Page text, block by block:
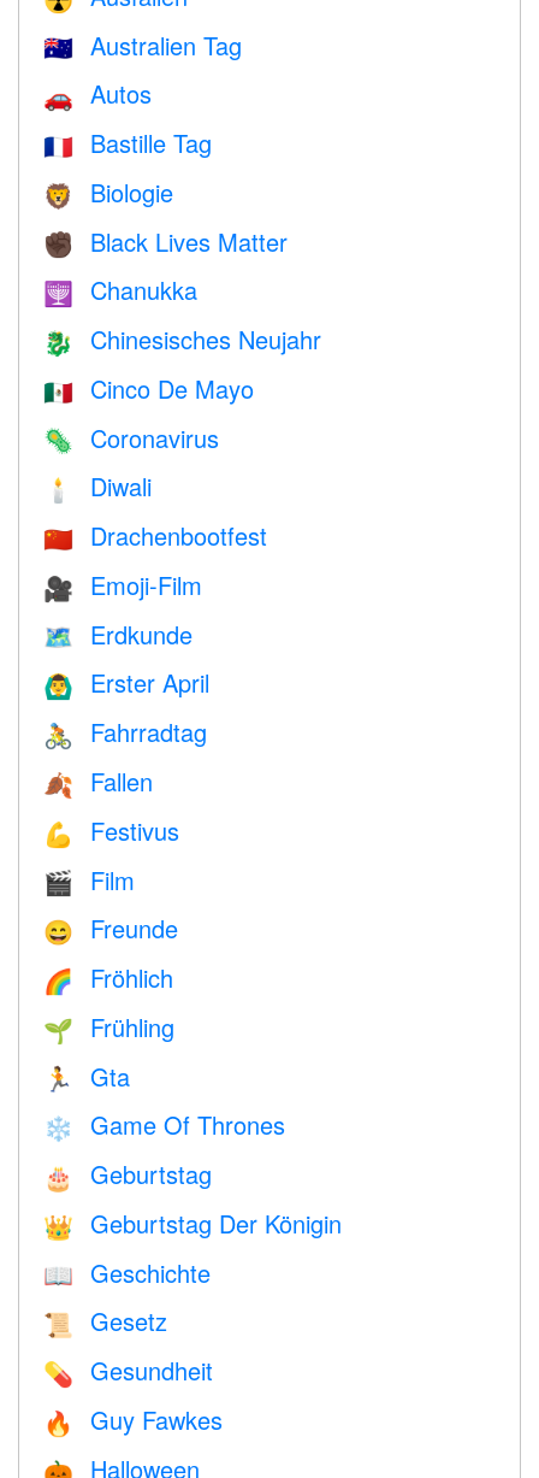
🇦🇺 Australien Tag
🚗 Autos
🇫🇷 Bastille Tag
🦁 Biologie
✊🏿 Black Lives Matter
🕎 Chanukka
🐉 Chinesisches Neujahr
🇲🇽 Cinco De Mayo
🦠 Coronavirus
🕯 Diwali
🇨🇳 Drachenbootfest
🎥 Emoji-Film
🗺 Erdkunde
🙆‍♂️ Erster April
🚴 Fahrradtag
🍂 Fallen
💪 Festivus
🎬 Film
😄 Freunde
🌈 Fröhlich
🌱 Frühling
🏃 Gta
❄️ Game Of Thrones
🎂 Geburtstag
👑 Geburtstag Der Königin
📖 Geschichte
📜 Gesetz
💊 Gesundheit
🔥 Guy Fawkes
Halloween